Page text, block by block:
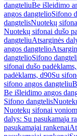
dangteliuBe išleidimo
angos dangtelioSifono
dangtelisNuotekų
Nuotekų sifonai dušo
dangteliuAtsarginės
angos dangtelio
dangtelioSifono
sifonai dušo
padėklams, d90Su
sifono angos dangteliu
Be išleidimo angos
Sifono dangtelis
Nuotekų sifonai
dalys: Su pasukamąja
pasukamajai rankenai